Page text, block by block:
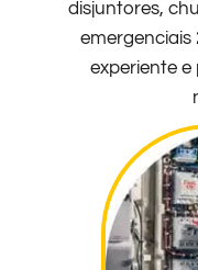
disjuntores,
emergenciais
experiente